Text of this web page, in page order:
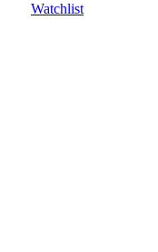
Watchlist